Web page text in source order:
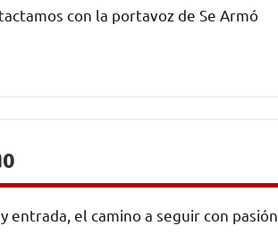
con la portavoz de Se Armó
entrada, el camino a seguir con pasión,